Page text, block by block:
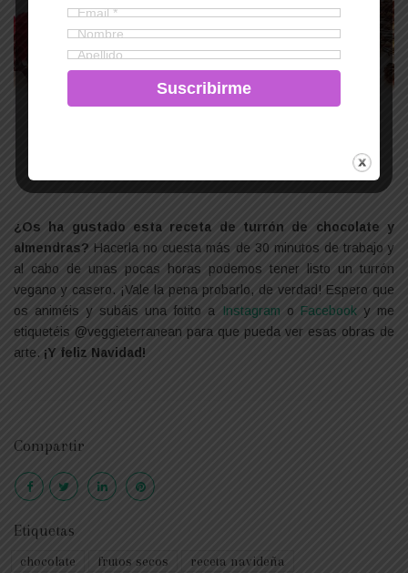
¿Os ha gustado esta receta de turrón de chocolate y
almendras? Hacerla no cuesta más de 30 minutos de trabajo y
al cabo de unas pocas horas podemos tener listo un turrón
vegano y casero. ¡Vale la pena probarlo, de verdad! Espero que
os animéis y subáis una fotito a
Instagram o Facebook y me
etiquetéis @veggieterranean para que pueda ver esas obras de
arte. ¡Y feliz Navidad!
Compartir
Etiquetas
chocolate frutos secos
receta navideña